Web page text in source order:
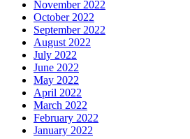
November 2022
October 2022
September 2022
August 2022
July 2022
June 2022
May 2022
April 2022
March 2022
February 2022
January 2022